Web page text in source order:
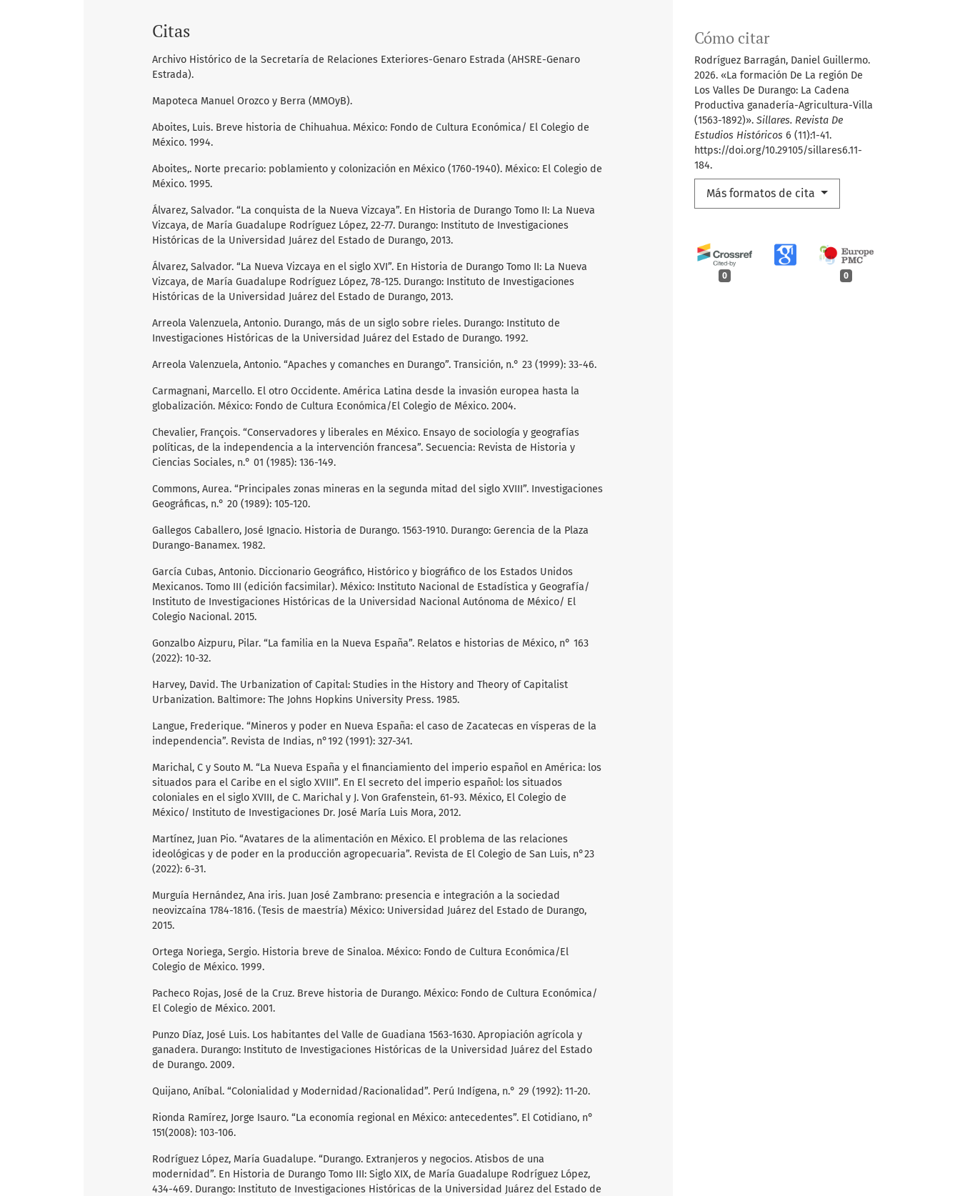
Cómo citar
Rodríguez Barragán, Daniel Guillermo.
2026. «La formación De La región De
Los Valles De Durango: La Cadena
Productiva ganadería-Agricultura-Villa
(1563-1892)». Sillares. Revista De
Estudios Históricos 6 (11):1-41.
https://doi.org/10.29105/sillares6.11-
184.
Más formatos de cita
0 0
Citas
Archivo Histórico de la Secretaría de Relaciones Exteriores-Genaro Estrada (AHSRE-Genaro
Estrada).
Mapoteca Manuel Orozco y Berra (MMOyB).
Aboites, Luis. Breve historia de Chihuahua. México: Fondo de Cultura Económica/ El Colegio de
México. 1994.
Aboites,. Norte precario: poblamiento y colonización en México (1760-1940). México: El Colegio de
México. 1995.
Álvarez, Salvador. “La conquista de la Nueva Vizcaya”. En Historia de Durango Tomo II: La Nueva
Vizcaya, de María Guadalupe Rodríguez López, 22-77. Durango: Instituto de Investigaciones
Históricas de la Universidad Juárez del Estado de Durango, 2013.
Álvarez, Salvador. “La Nueva Vizcaya en el siglo XVI”. En Historia de Durango Tomo II: La Nueva
Vizcaya, de María Guadalupe Rodríguez López, 78-125. Durango: Instituto de Investigaciones
Históricas de la Universidad Juárez del Estado de Durango, 2013.
Arreola Valenzuela, Antonio. Durango, más de un siglo sobre rieles. Durango: Instituto de
Investigaciones Históricas de la Universidad Juárez del Estado de Durango. 1992.
Arreola Valenzuela, Antonio. “Apaches y comanches en Durango”. Transición, n.° 23 (1999): 33-46.
Carmagnani, Marcello. El otro Occidente. América Latina desde la invasión europea hasta la
globalización. México: Fondo de Cultura Económica/El Colegio de México. 2004.
Chevalier, François. “Conservadores y liberales en México. Ensayo de sociología y geografías
políticas, de la independencia a la intervención francesa”. Secuencia: Revista de Historia y
Ciencias Sociales, n.° 01 (1985): 136-149.
Commons, Aurea. “Principales zonas mineras en la segunda mitad del siglo XVIII”. Investigaciones
Geográficas, n.° 20 (1989): 105-120.
Gallegos Caballero, José Ignacio. Historia de Durango. 1563-1910. Durango: Gerencia de la Plaza
Durango-Banamex. 1982.
García Cubas, Antonio. Diccionario Geográfico, Histórico y biográfico de los Estados Unidos
Mexicanos. Tomo III (edición facsimilar). México: Instituto Nacional de Estadística y Geografía/
Instituto de Investigaciones Históricas de la Universidad Nacional Autónoma de México/ El
Colegio Nacional. 2015.
Gonzalbo Aizpuru, Pilar. “La familia en la Nueva España”. Relatos e historias de México, n° 163
(2022): 10-32.
Harvey, David. The Urbanization of Capital: Studies in the History and Theory of Capitalist
Urbanization. Baltimore: The Johns Hopkins University Press. 1985.
Langue, Frederique. “Mineros y poder en Nueva España: el caso de Zacatecas en vísperas de la
independencia”. Revista de Indias, n°192 (1991): 327-341.
Marichal, C y Souto M. “La Nueva España y el financiamiento del imperio español en América: los
situados para el Caribe en el siglo XVIII”. En El secreto del imperio español: los situados
coloniales en el siglo XVIII, de C. Marichal y J. Von Grafenstein, 61-93. México, El Colegio de
México/ Instituto de Investigaciones Dr. José María Luis Mora, 2012.
Martínez, Juan Pio. “Avatares de la alimentación en México. El problema de las relaciones
ideológicas y de poder en la producción agropecuaria”. Revista de El Colegio de San Luis, n°23
(2022): 6-31.
Murguía Hernández, Ana iris. Juan José Zambrano: presencia e integración a la sociedad
neovizcaína 1784-1816. (Tesis de maestría) México: Universidad Juárez del Estado de Durango,
2015.
Ortega Noriega, Sergio. Historia breve de Sinaloa. México: Fondo de Cultura Económica/El
Colegio de México. 1999.
Pacheco Rojas, José de la Cruz. Breve historia de Durango. México: Fondo de Cultura Económica/
El Colegio de México. 2001.
Punzo Díaz, José Luis. Los habitantes del Valle de Guadiana 1563-1630. Apropiación agrícola y
ganadera. Durango: Instituto de Investigaciones Históricas de la Universidad Juárez del Estado
de Durango. 2009.
Quijano, Aníbal. “Colonialidad y Modernidad/Racionalidad”. Perú Indígena, n.° 29 (1992): 11-20.
Rionda Ramírez, Jorge Isauro. “La economía regional en México: antecedentes”. El Cotidiano, n°
151(2008): 103-106.
Rodríguez López, María Guadalupe. “Durango. Extranjeros y negocios. Atisbos de una
modernidad”. En Historia de Durango Tomo III: Siglo XIX, de María Guadalupe Rodríguez López,
434-469. Durango: Instituto de Investigaciones Históricas de la Universidad Juárez del Estado de